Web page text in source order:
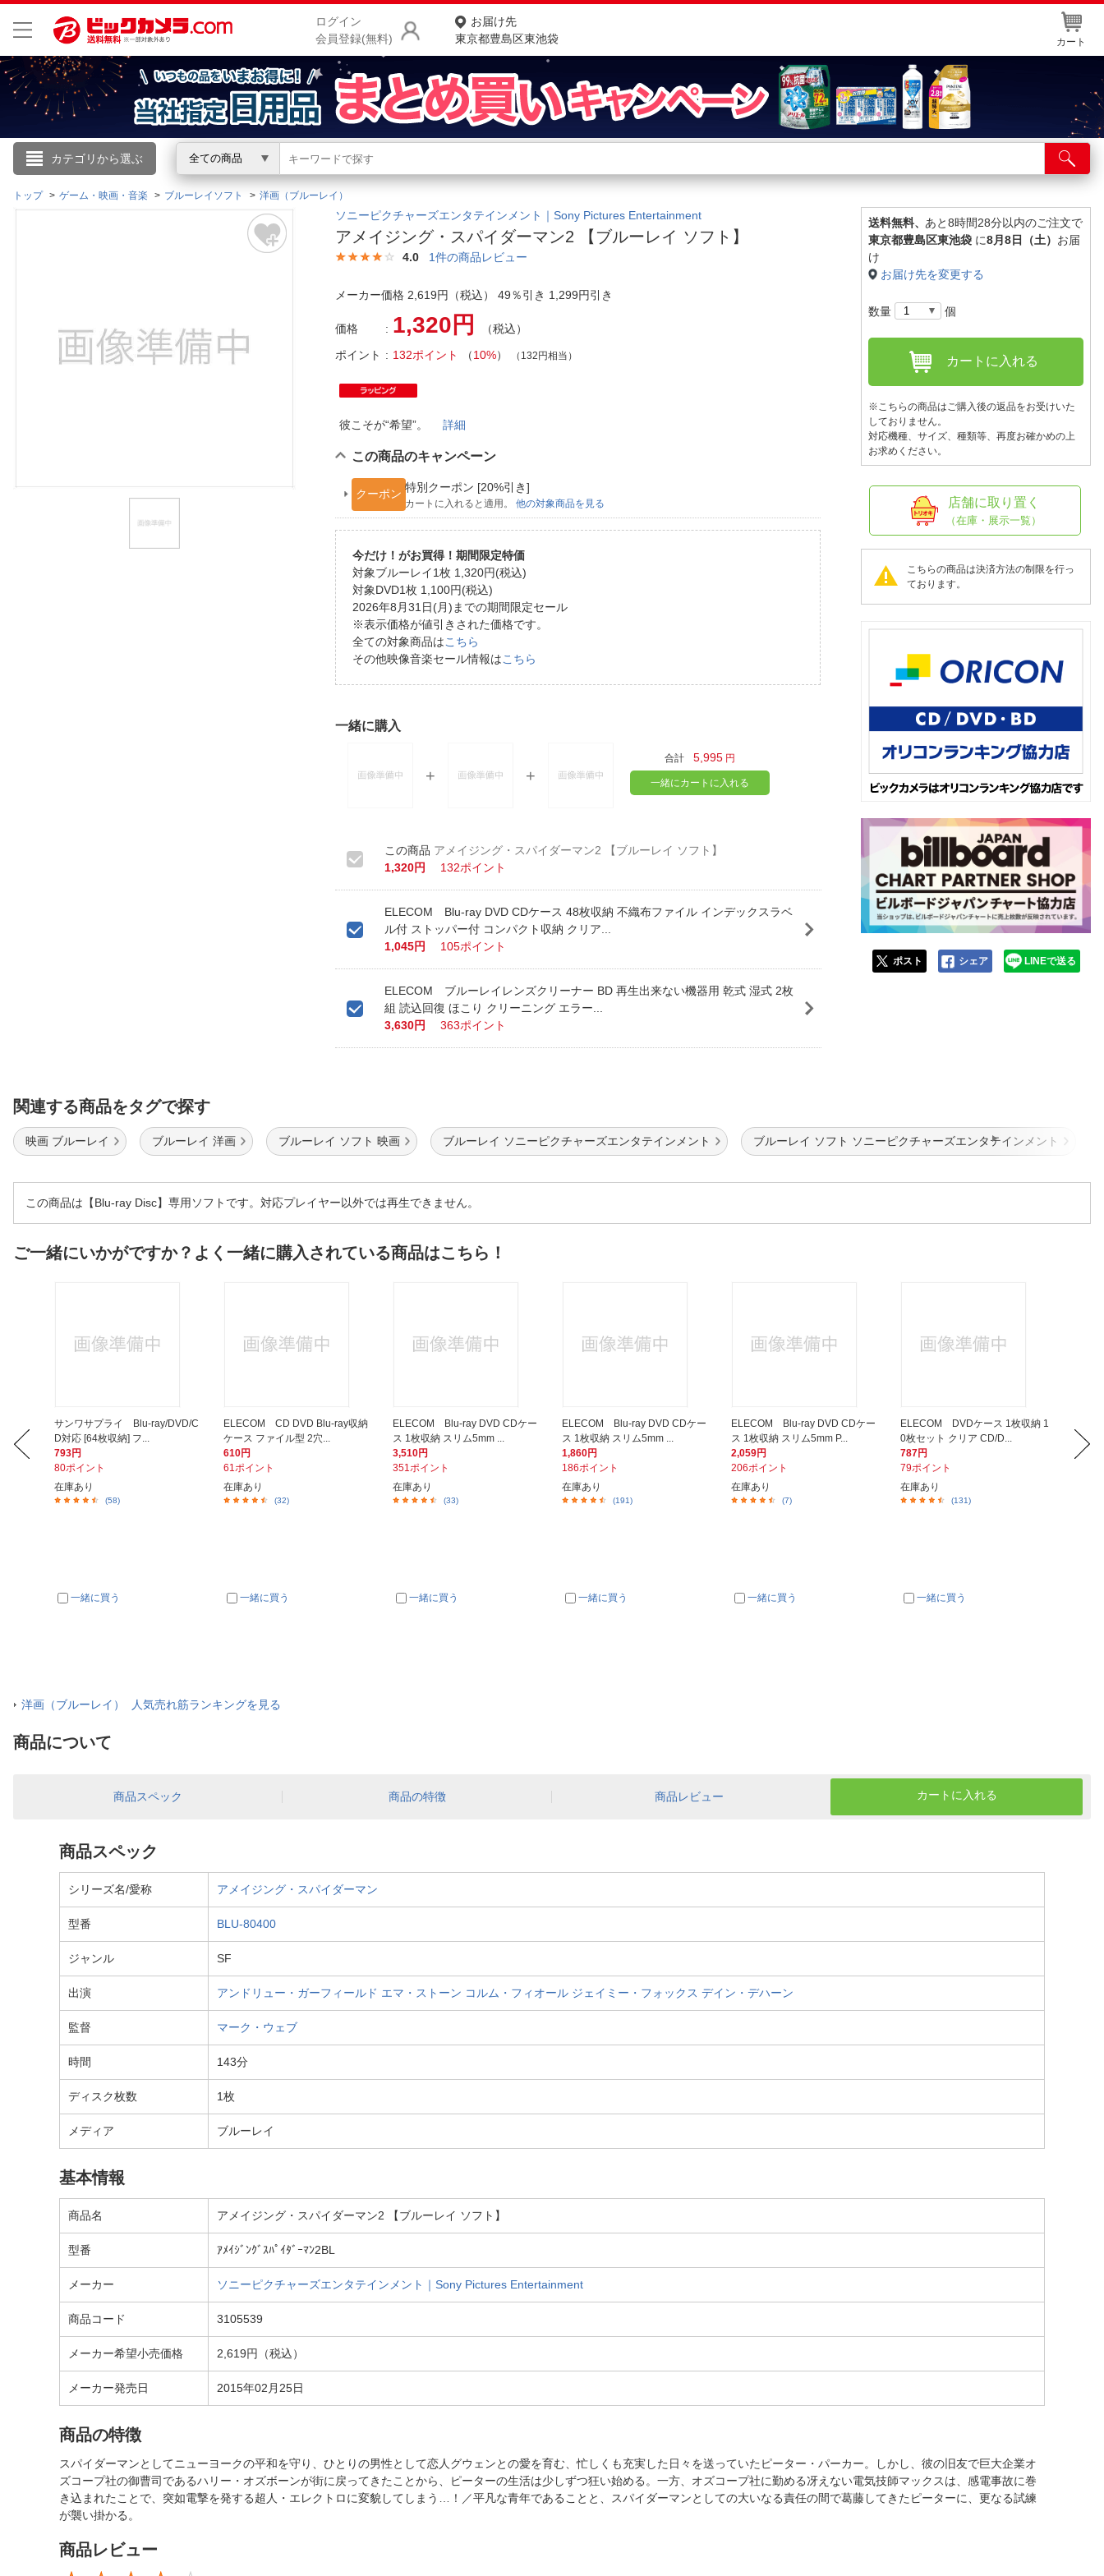
ログイン
会員登録(無料)
お届け先
東京都豊島区東池袋
カート
カテゴリから選ぶ 全ての商品
こんにちは
ログイン
閲覧履歴
商品をさがす
ランキングからさがす
カテゴリ一覧からさがす
お客様サポート
店舗サービス
ネット取り置き
店舗情報・店舗一覧
トップ ゲーム・映画・音楽 ブルーレイソフト 洋画（ブルーレイ）
ソニーピクチャーズエンタテインメント｜Sony Pictures Entertainment
アメイジング・スパイダーマン2 【ブルーレイ ソフト】
4.0 1件の商品レビュー
メーカー価格 2,619円（税込） 49％引き 1,299円引き
価格 1,320円
（税込）
ポイント
132ポイント （10%） （132円相当）
彼こそが“希望”。詳細
この商品のキャンペーン
クーポン
特別クーポン [20%引き]
カートに入れると適用。他の対象商品を見る
今だけ！がお買得！期間限定特価
対象ブルーレイ1枚 1,320円(税込)
対象DVD1枚 1,100円(税込)
2026年8月31日(月)までの期間限定セール
※表示価格が値引きされた価格です。
全ての対象商品はこちら
その他映像音楽セール情報はこちら
一緒に購入
合計 5,995 円
一緒にカートに入れる
アメイジング・スパイダーマン2 【ブルーレイ ソフト】
1,320円
132ポイント
ELECOM Blu-ray DVD CDケース 48枚収納 不織布ファイル インデックスラベ
ル付 ストッパー付 コンパクト収納 クリア...
1,045円
105ポイント
ELECOM ブルーレイレンズクリーナー BD 再生出来ない機器用 乾式 湿式 2枚
組 読込回復 ほこり クリーニング エラー...
3,630円
363ポイント
送料無料、 あと8時間28分以内のご注文で
東京都豊島区東池袋 に8月8日（土） お届
け
お届け先を変更する
数量 個
カートに入れる
※こちらの商品はご購入後の返品をお受けいた
しておりません。
対応機種、サイズ、種類等、再度お確かめの上
お求めください。
店舗に取り置く
（在庫・展示一覧）
こちらの商品は決済方法の制限を行っ
ております。
ポスト シェア LINEで送る
関連する商品をタグで探す
映画 ブルーレイ ブルーレイ 洋画 ブルーレイ ソフト 映画 ブルーレイ ソニーピクチャーズエンタテインメント ブルーレイ ソフト ソニーピクチャーズエンタテインメント
この商品は【Blu-ray Disc】専用ソフトです。対応プレイヤー以外では再生できません。
ご一緒にいかがですか？よく一緒に購入されている商品はこちら！
サンワサプライ Blu-ray/DVD/C
D対応 [64枚収納] フ...
793円
80ポイント
在庫あり
(58)
一緒に買う
ELECOM CD DVD Blu-ray収納
ケース ファイル型 2穴...
610円
61ポイント
在庫あり
(32)
一緒に買う
ELECOM Blu-ray DVD CDケー
ス 1枚収納 スリム5mm ...
3,510円
351ポイント
在庫あり
(33)
一緒に買う
ELECOM Blu-ray DVD CDケー
ス 1枚収納 スリム5mm ...
1,860円
186ポイント
在庫あり
(191)
一緒に買う
ELECOM Blu-ray DVD CDケー
ス 1枚収納 スリム5mm P...
2,059円
206ポイント
在庫あり
(7)
一緒に買う
ELECOM DVDケース 1枚収納 1
0枚セット クリア CD/D...
787円
79ポイント
在庫あり
(131)
一緒に買う
ス 48
1,045円
洋画（ブルーレイ） 人気売れ筋ランキングを見る
商品について
カートに入れる
商品スペック 商品の特徴 商品レビュー
商品スペック
シリーズ名/愛称 アメイジング・スパイダーマン
型番 BLU-80400
ジャンル SF
出演 アンドリュー・ガーフィールド エマ・ストーン コルム・フィオール ジェイミー・フォックス デイン・デハーン
監督 マーク・ウェブ
時間 143分
ディスク枚数 1枚
メディア ブルーレイ
基本情報
商品名 アメイジング・スパイダーマン2 【ブルーレイ ソフト】
型番 ｱﾒｲｼﾞﾝｸﾞｽﾊﾟｲﾀﾞｰﾏﾝ2BL
メーカー ソニーピクチャーズエンタテインメント｜Sony Pictures Entertainment
商品コード 3105539
メーカー希望小売価格 2,619円（税込）
メーカー発売日 2015年02月25日
商品の特徴
スパイダーマンとしてニューヨークの平和を守り、ひとりの男性として恋人グウェンとの愛を育む、忙しくも充実した日々を送っていたピーター・パーカー。しかし、彼の旧友で巨大企業オ
ズコープ社の御曹司であるハリー・オズボーンが街に戻ってきたことから、ピーターの生活は少しずつ狂い始める。一方、オズコープ社に勤める冴えない電気技師マックスは、感電事故に巻
き込まれたことで、突如電撃を発する超人・エレクトロに変貌してしまう…！／平凡な青年であることと、スパイダーマンとしての大いなる責任の間で葛藤してきたピーターに、更なる試練
が襲い掛かる。
商品レビュー